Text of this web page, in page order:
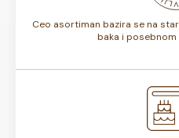
Ceo asortiman bazira se na
baka i